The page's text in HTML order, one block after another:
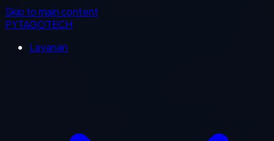
Skip to main content
PYTAGOTECH
Layanan